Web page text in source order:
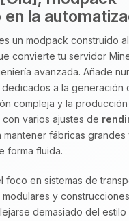
la
un modpack construido
convierte tu servidor
avanzada. Añade
a la generación
compleja y la
varios ajustes de
mantener fábricas grandes
forma fluida.
foco en sistemas de
y
demasiado del estilo